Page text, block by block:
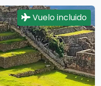
Vuelo incluido